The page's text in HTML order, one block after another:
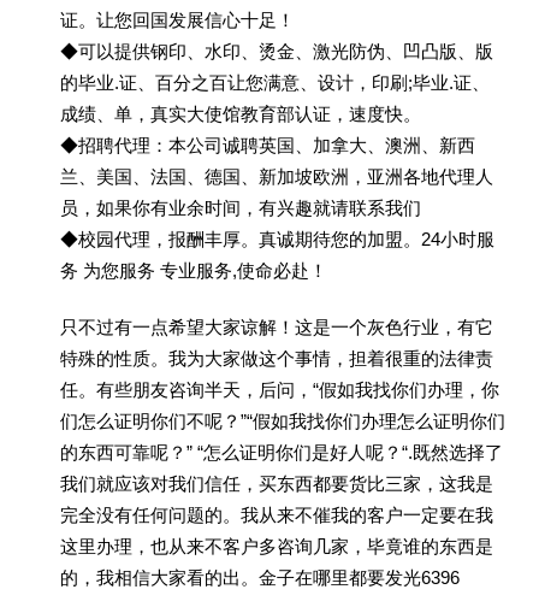
证。让您回国发展信心十足！
◆可以提供钢印、水印、烫金、激光防伪、凹凸版、版
的毕业.证、百分之百让您满意、设计，印刷;毕业.证、
成绩、单，真实大使馆教育部认证，速度快。
◆招聘代理：本公司诚聘英国、加拿大、澳洲、新西
兰、美国、法国、德国、新加坡欧洲，亚洲各地代理人
员，如果你有业余时间，有兴趣就请联系我们
◆校园代理，报酬丰厚。真诚期待您的加盟。24小时服
务 为您服务 专业服务,使命必赴！
只不过有一点希望大家谅解！这是一个灰色行业，有它
特殊的性质。我为大家做这个事情，担着很重的法律责
任。有些朋友咨询半天，后问，“假如我找你们办理，你
们怎么证明你们不呢？”“假如我找你们办理怎么证明你们
的东西可靠呢？” “怎么证明你们是好人呢？“.既然选择了
我们就应该对我们信任，买东西都要货比三家，这我是
完全没有任何问题的。我从来不催我的客户一定要在我
这里办理，也从来不客户多咨询几家，毕竟谁的东西是
的，我相信大家看的出。金子在哪里都要发光6396